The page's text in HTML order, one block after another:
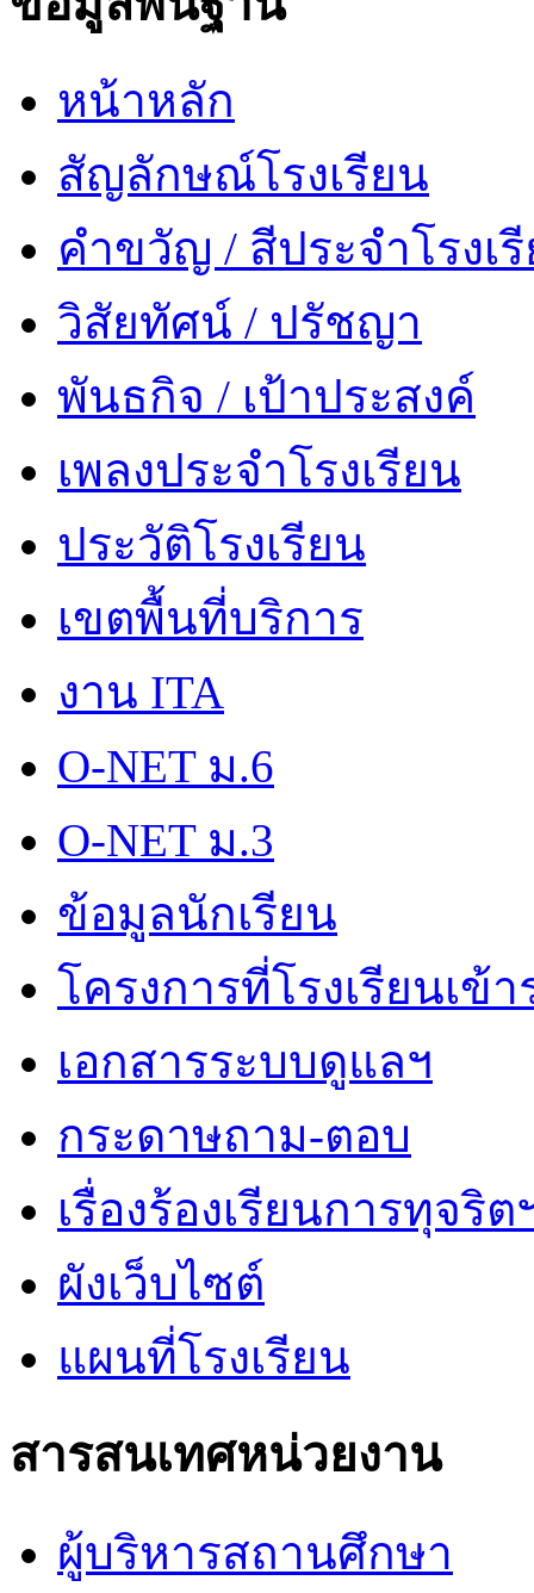
หน้าหลัก
สัญลักษณ์โรงเรียน
คำขวัญ / สีประจำโรงเ
วิสัยทัศน์ / ปรัชญา
พันธกิจ / เป้าประสงค์
เพลงประจำโรงเรียน
ประวัติโรงเรียน
เขตพื้นที่บริการ
งาน ITA
O-NET ม.6
O-NET ม.3
ข้อมูลนักเรียน
โครงการที่โรงเรียนเข้
เอกสารระบบดูแลฯ
กระดาษถาม-ตอบ
เรื่องร้องเรียนการทุจริต
ผังเว็บไซต์
แผนที่โรงเรียน
สารสนเทศหน่วยงาน
ผู้บริหารสถานศึกษา